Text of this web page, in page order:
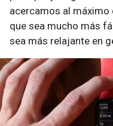
acercamos al máximo
que sea mucho más
sea más relajante en